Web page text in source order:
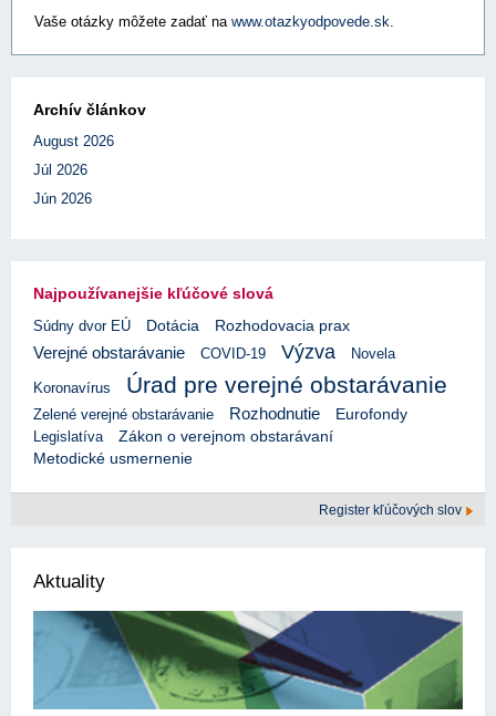
Vaše otázky môžete zadať na www.otazkyodpovede.sk
Archív článkov
August 2026
Júl 2026
Jún 2026
Najpoužívanejšie kľúčové slová
Súdny dvor EÚ Dotácia Rozhodovacia prax
Verejné obstarávanie COVID-19 Výzva Novela
Koronavírus Úrad pre verejné obstarávanie
Zelené verejné obstarávanie Rozhodnutie Eurofondy
Legislatíva
Zákon o verejnom obstarávaní
Metodické usmernenie
Register kľúčových slov
Aktuality